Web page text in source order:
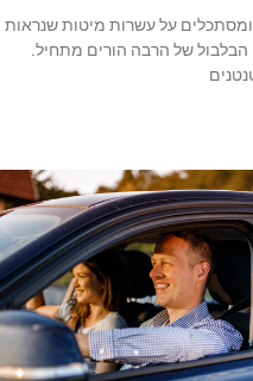
על עשרות מיטות שנראות
של הרבה הורים מתחיל.